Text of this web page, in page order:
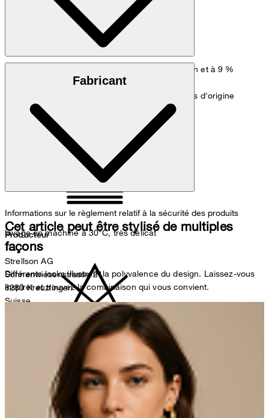
Gabardine extensible composée à 91 % de coton et à 9 %
Remarque : contient des composants non textiles d'origine
animale
lavage en machine à 30°C, très délicat
ne pas décolorer
Fabricant
Informations sur le règlement relatif à la sécurité des produits
Producteur
Strellson AG
Sonnenwiesenstrasse 21
8280 Kreuzlingen
Suisse
Représentant autorisé
Strellson GmbH
Line-Eid-Str. 6
78467 Konstanz
Cet article peut être stylisé de multiples
façons
Différents looks illustrent la polyvalence du design. Laissez-vous
inspirer et trouvez la combinaison qui vous convient.